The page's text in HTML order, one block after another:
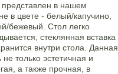
представлен в нашем
в цвете - белый/капучино,
бежевый. Стол легко
стеклянная вставка
внутри стола. Данная
только эстетичная и
а также прочная, в